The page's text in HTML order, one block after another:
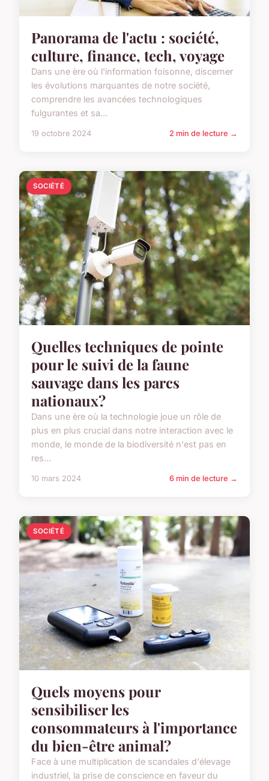
Panorama de l'actu : société,
culture, finance, tech, voyage
Dans une ère où l'information foisonne, discerner
les évolutions marquantes de notre société,
comprendre les avancées technologiques
fulgurantes et sa...
19 octobre 2024 2 min de lecture →
SOCIÉTÉ
Quelles techniques de pointe
pour le suivi de la faune
sauvage dans les parcs
nationaux?
Dans une ère où la technologie joue un rôle de
plus en plus crucial dans notre interaction avec le
monde, le monde de la biodiversité n'est pas en
res...
10 mars 2024 6 min de lecture →
SOCIÉTÉ
Quels moyens pour
sensibiliser les
consommateurs à l'importance
du bien-être animal?
Face à une multiplication de scandales d'élevage
industriel, la prise de conscience en faveur du